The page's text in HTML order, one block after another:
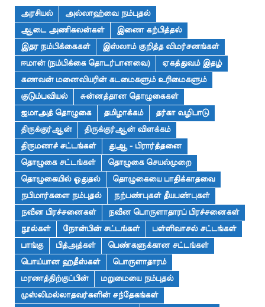
அரசியல்
அல்லாஹ்வை நம்புதல்
ஆடை அணிகலன்கள்
இணை கற்பித்தல்
இதர நம்பிக்கைகள்
இஸ்லாம் குறித்த விமர்சனங்கள்
ஈமான் (நம்பிக்கை தொடர்பானவை)
ஏகத்துவம் இதழ்
கணவன் மனைவியரின் கடமைகளும் உரிமைகளும்
குடும்பவியல்
சுன்னத்தான தொழுகைகள்
ஜமாஅத் தொழுகை
தமிழாக்கம்
தர்கா வழிபாடு
திருக்குர்ஆன்
திருக்குர்ஆன் விளக்கம்
திருமணச் சட்டங்கள்
துஆ - பிரார்த்தனை
தொழுகை சட்டங்கள்
தொழுகை செயல்முறை
தொழுகையில் ஓதுதல்
தொழுகையை பாதிக்காதவை
நபிமார்களை நம்புதல்
நற்பண்புகள் தீயபண்புகள்
நவீன பிரச்சனைகள்
நவீன பொருளாதாரப் பிரச்சனைகள்
நூல்கள்
நோன்பின் சட்டங்கள்
பள்ளிவாசல் சட்டங்கள்
பாங்கு
பித்அத்கள்
பெண்களுக்கான சட்டங்கள்
பொய்யான ஹதீஸ்கள்
பொருளாதாரம்
மரணத்திற்குப்பின்
மறுமையை நம்புதல்
முஸ்லிமல்லாதவர்களின் சந்தேகங்கள்